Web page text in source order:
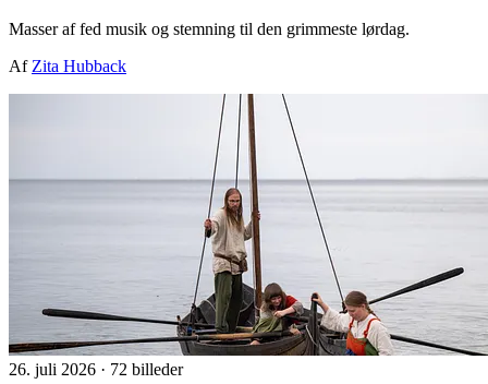
Masser af fed musik og stemning til den grimmeste lørdag.
Af Zita Hubback
26. juli 2026 · 72 billeder